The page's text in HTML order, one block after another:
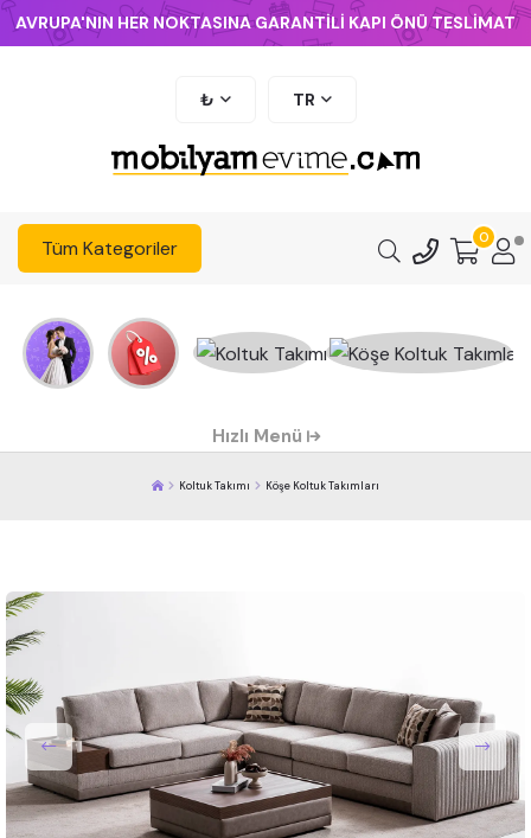
AVRUPA'NIN HER NOKTASINA GARANTİLİ KAPI ÖNÜ TESLİMAT
₺ TR
Tüm Kategoriler 0
Hızlı Menü
Koltuk Takımı Köşe Koltuk Takımları